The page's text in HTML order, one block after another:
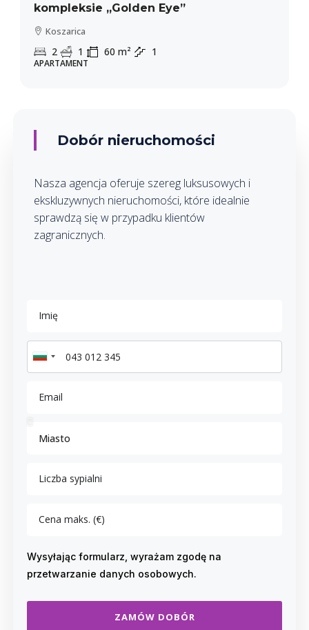
kompleksie „Golden Eye”
Koszarica
2 1 60 m² 1
APARTAMENT
Dobór nieruchomości
Nasza agencja oferuje szereg luksusowych i
ekskluzywnych nieruchomości, które idealnie
sprawdzą się w przypadku klientów
zagranicznych.
Wysyłając formularz, wyrażam zgodę na
przetwarzanie danych osobowych.
ZAMÓW DOBÓR